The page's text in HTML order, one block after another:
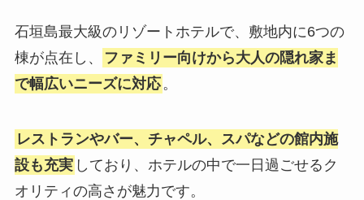
石垣島最大級のリゾートホテルで、敷地内に6つの
棟が点在し、
ファミリー向けから大人の隠れ家ま
で幅広いニーズに対応。
レストランやバー、チャペル、スパなどの館内施
設も充実 しており、ホテルの中で一日過ごせるク
オリティの高さが魅力です。